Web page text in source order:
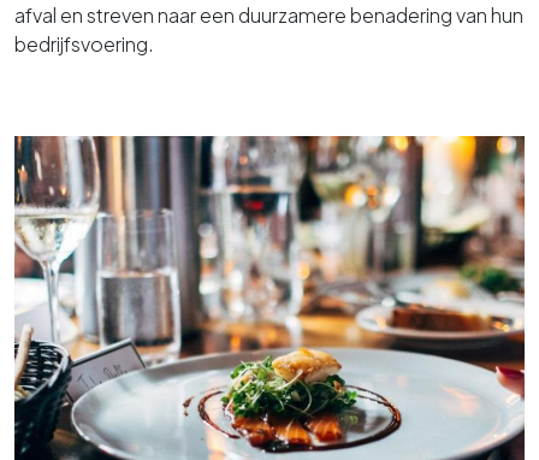
afval en streven naar een duurzamere benadering van hun
bedrijfsvoering.